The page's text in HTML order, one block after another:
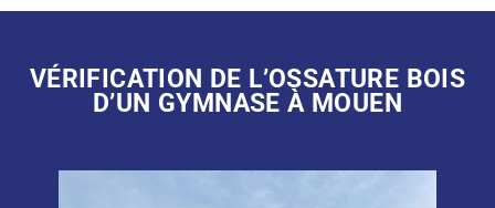
VÉRIFICATION DE L’OSSATURE BOIS
D’UN GYMNASE À MOUEN